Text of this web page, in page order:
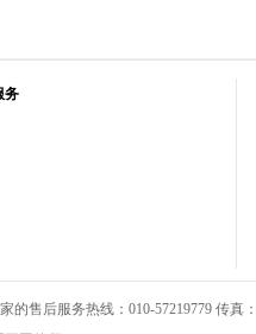
务
的售后服务热线：010-57219779 传真